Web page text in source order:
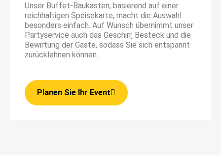
Unser Buffet-Baukasten, basierend auf einer
reichhaltigen Speisekarte, macht die Auswahl
besonders einfach. Auf Wunsch übernimmt unser
Partyservice auch das Geschirr, Besteck und die
Bewirtung der Gäste, sodass Sie sich entspannt
zurücklehnen können.
Planen Sie Ihr Event